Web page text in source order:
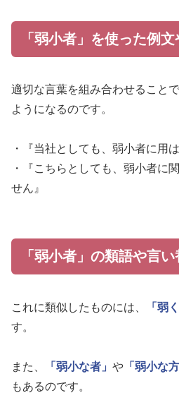
「弱小者」を使った例
適切な言葉を組み合わせること
ようになるのです。
・『当社としても、弱小者に用
・『こちらとしても、弱小者に
せん』
「弱小者」の類語や言い
これに類似したものには、 「弱
す。
また、 「弱小な者」 や 「弱小な方
もあるのです。